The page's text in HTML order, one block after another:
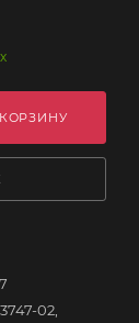
02,